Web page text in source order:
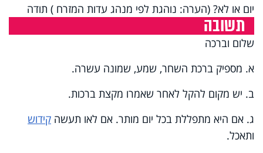
יום או לא? (הערה: נוהגת לפי מנהג עדות המזרח ) תודה
תשובה
שלום וברכה
א. מספיק ברכת השחר, שמע, שמונה עשרה.
ב. יש מקום להקל לאחר שאמרו מקצת ברכות.
ג. אם היא מתפללת בכל יום מותר. אם לאו תעשה קידוש
ותאכל.